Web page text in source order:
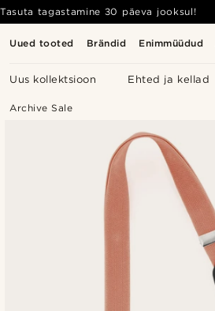
Uued tooted Brändid Enimmüüdud
Uus kollektsioon Ehted ja kellad
Tasuta tagastamine 30 päeva jooksul!
Archive Sale